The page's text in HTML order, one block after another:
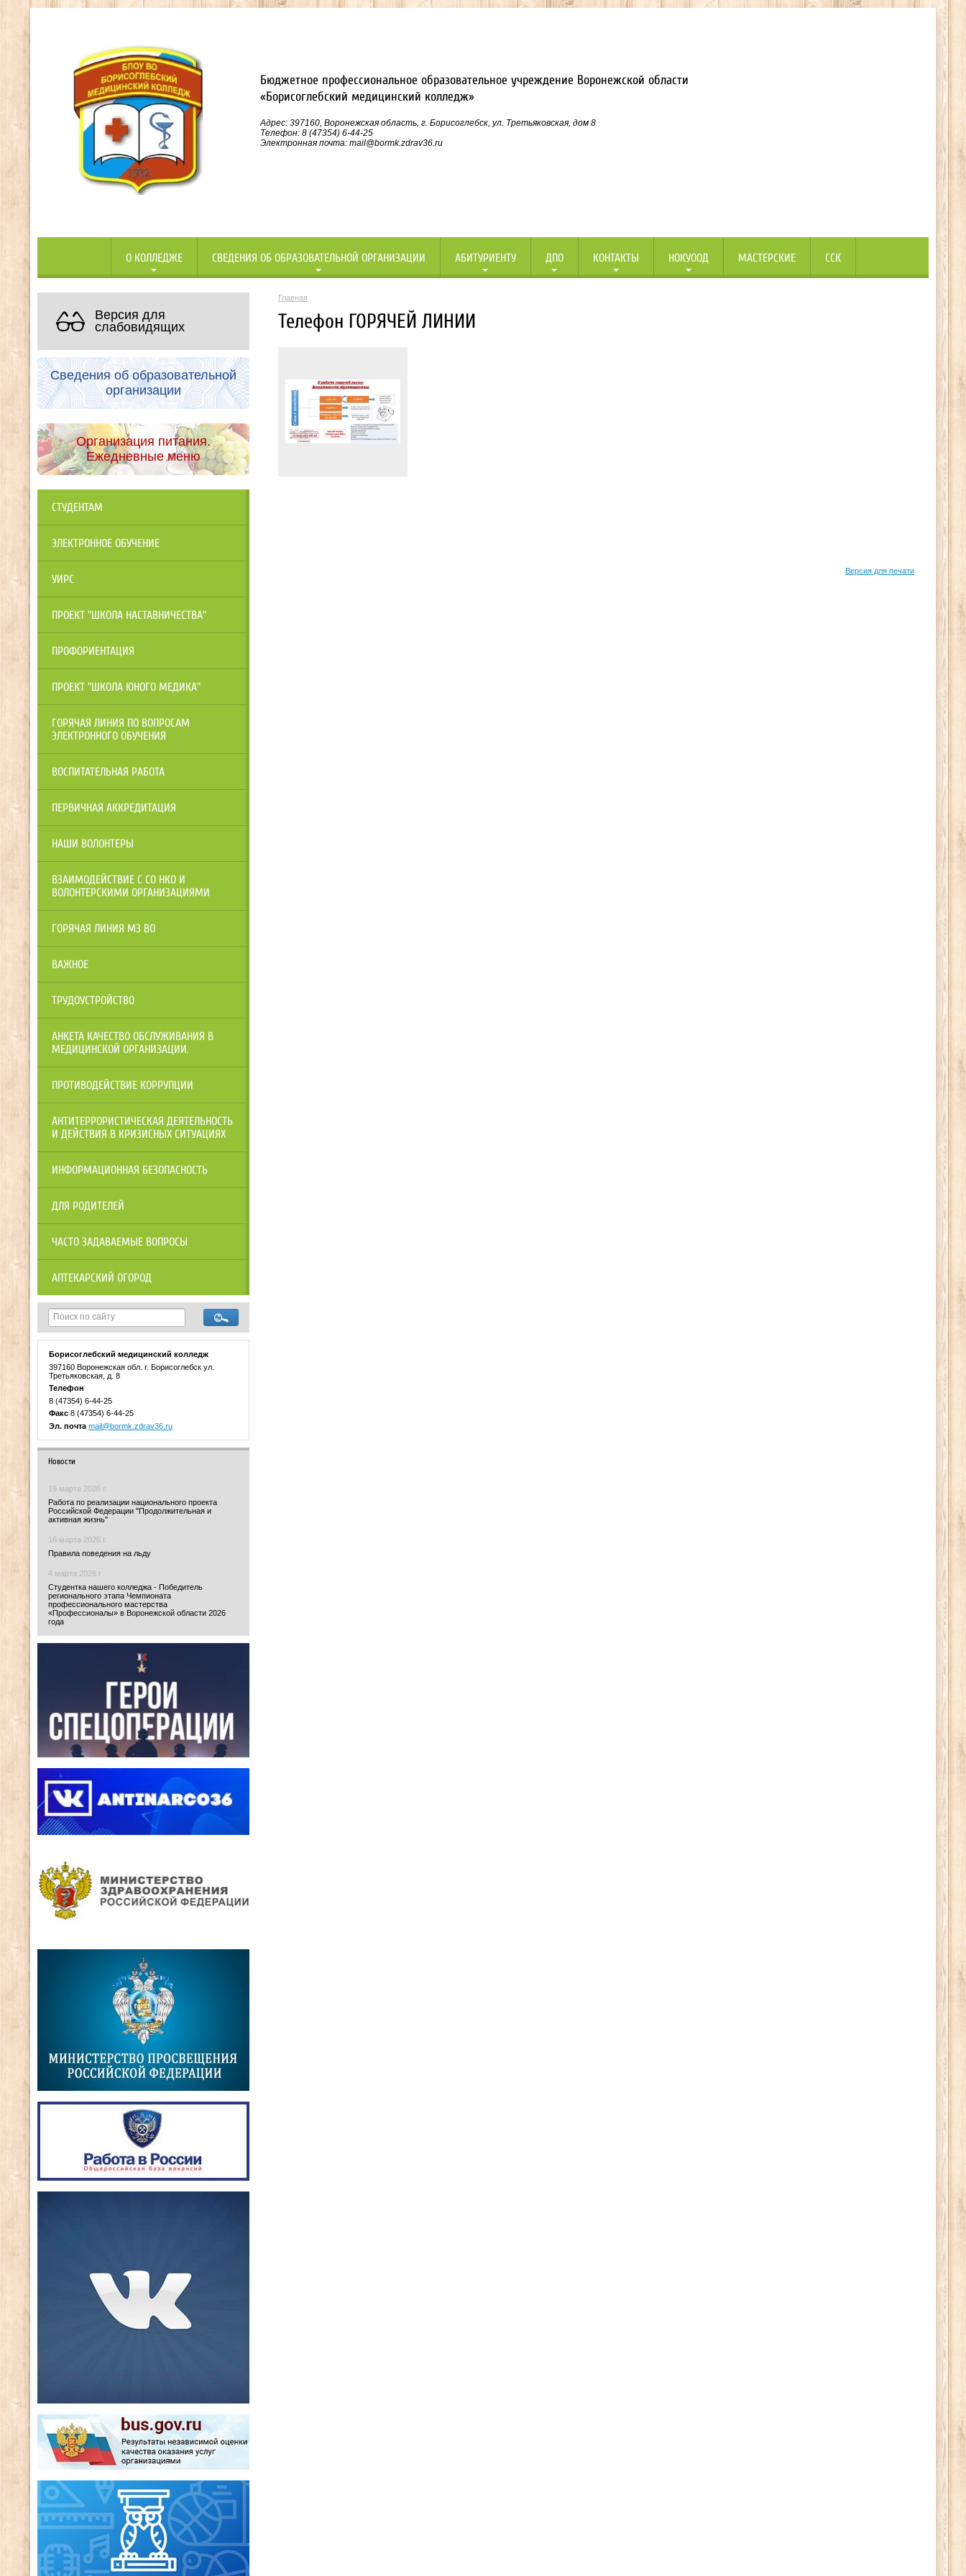
Бюджетное профессиональное образовательное учреждение Воронежской области
«Борисоглебский медицинский колледж»
Адрес: 397160, Воронежская область, г. Борисоглебск, ул. Третьяковская, дом 8
Телефон: 8 (47354) 6-44-25
Электронная почта: mail@bormk.zdrav36.ru
О КОЛЛЕДЖЕ СВЕДЕНИЯ ОБ ОБРАЗОВАТЕЛЬНОЙ ОРГАНИЗАЦИИ АБИТУРИЕНТУ ДПО КОНТАКТЫ НОКУООД МАСТЕРСКИЕ ССК
Версия для
слабовидящих
Сведения об образовательной
организации
Организация питания.
Ежедневные меню
СТУДЕНТАМ
ЭЛЕКТРОННОЕ ОБУЧЕНИЕ
УИРС
ПРОЕКТ "ШКОЛА НАСТАВНИЧЕСТВА"
ПРОФОРИЕНТАЦИЯ
ПРОЕКТ "ШКОЛА ЮНОГО МЕДИКА"
ГОРЯЧАЯ ЛИНИЯ ПО ВОПРОСАМ
ЭЛЕКТРОННОГО ОБУЧЕНИЯ
ВОСПИТАТЕЛЬНАЯ РАБОТА
ПЕРВИЧНАЯ АККРЕДИТАЦИЯ
НАШИ ВОЛОНТЕРЫ
ВЗАИМОДЕЙСТВИЕ С СО НКО И
ВОЛОНТЕРСКИМИ ОРГАНИЗАЦИЯМИ
ГОРЯЧАЯ ЛИНИЯ МЗ ВО
ВАЖНОЕ
ТРУДОУСТРОЙСТВО
АНКЕТА КАЧЕСТВО ОБСЛУЖИВАНИЯ В
МЕДИЦИНСКОЙ ОРГАНИЗАЦИИ.
ПРОТИВОДЕЙСТВИЕ КОРРУПЦИИ
АНТИТЕРРОРИСТИЧЕСКАЯ ДЕЯТЕЛЬНОСТЬ
И ДЕЙСТВИЯ В КРИЗИСНЫХ СИТУАЦИЯХ
ИНФОРМАЦИОННАЯ БЕЗОПАСНОСТЬ
ДЛЯ РОДИТЕЛЕЙ
ЧАСТО ЗАДАВАЕМЫЕ ВОПРОСЫ
АПТЕКАРСКИЙ ОГОРОД
Борисоглебский медицинский колледж
397160 Воронежская обл. г. Борисоглебск ул.
Третьяковская, д. 8
Телефон
8 (47354) 6-44-25
Факс 8 (47354) 6-44-25
Эл. почта mail@bormk.zdrav36.ru
Новости
19 марта 2026 г.
Работа по реализации национального проекта
Российской Федерации "Продолжительная и
активная жизнь"
16 марта 2026 г.
Правила поведения на льду
4 марта 2026 г.
Студентка нашего колледжа - Победитель
регионального этапа Чемпионата
профессионального мастерства
«Профессионалы» в Воронежской области 2026
года
Главная
Телефон ГОРЯЧЕЙ ЛИНИИ
Версия для печати